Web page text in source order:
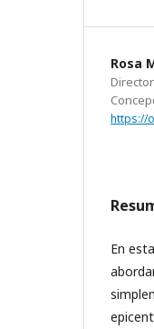
Rosa
https://
En